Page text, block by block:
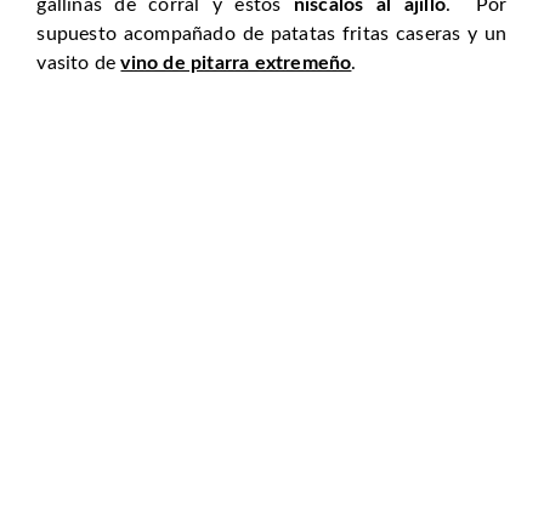
gallinas de corral y estos níscalos al ajillo. Por
supuesto acompañado de patatas fritas caseras y un
vasito devino de pitarra extremeño.